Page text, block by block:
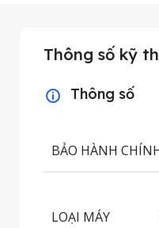
Thông số kỹ
Thông số
BẢO HÀNH
LOẠI MÁY